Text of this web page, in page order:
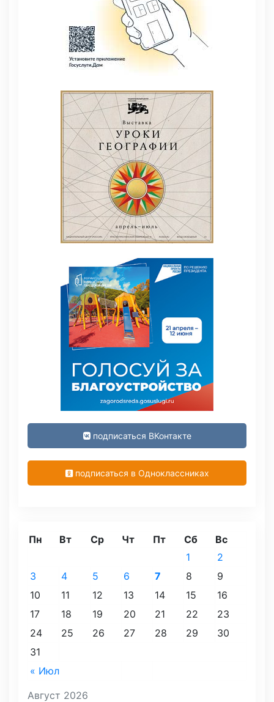
подписаться ВКонтакте
подписаться в Одноклассниках
Август 2026
Пн Вт Ср Чт Пт Сб Вс
« Июл
1
2
3
4 5 6 7 8
9
10
11 12 13 14 15
16
17
18 19 20 21 22
23
24
25 26 27 28 29
30
31